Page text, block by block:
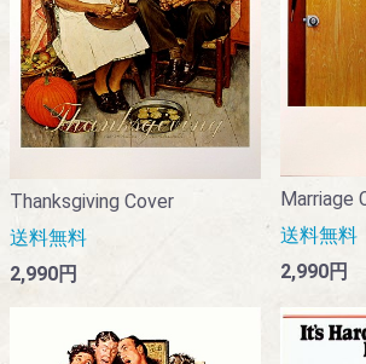
Thanksgiving Cover
送料無料
2,990円
Marriage
送料無料
2,990円